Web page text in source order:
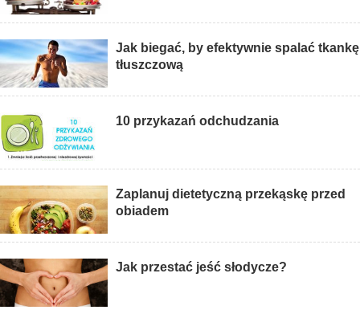
Jak biegać, by efektywnie spalać tkankę
tłuszczową
10 przykazań odchudzania
Zaplanuj dietetyczną przekąskę przed
obiadem
Jak przestać jeść słodycze?